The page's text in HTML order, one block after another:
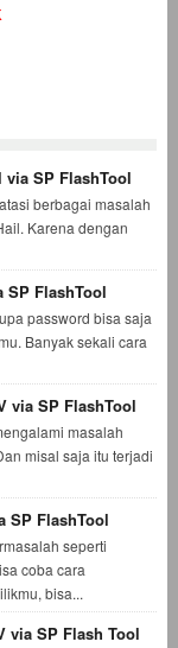
via SP FlashTool
berbagai masalah
Karena dengan
SP FlashTool
password bisa saja
Banyak sekali cara
via SP FlashTool
masalah
misal saja itu terjadi
SP FlashTool
seperti
coba cara
bisa...
via SP Flash Tool